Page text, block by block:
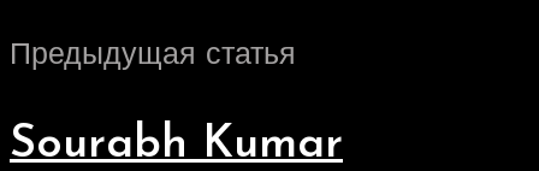
Предыдущая статья
Sourabh Kumar